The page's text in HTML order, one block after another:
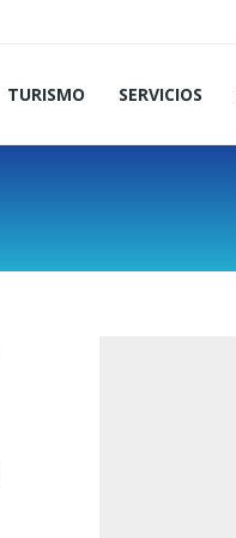
TURISMO SERVICIOS